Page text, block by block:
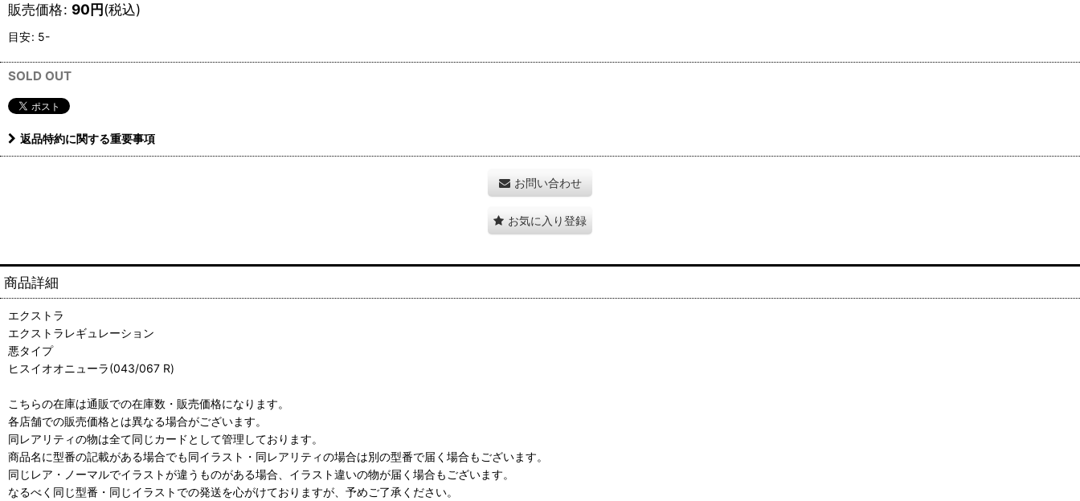
販売価格: 90円(税込)
目安: 5-
SOLD OUT
返品特約に関する重要事項
お問い合わせ
お気に入り登録
商品詳細
エクストラ
エクストラレギュレーション
悪タイプ
ヒスイオオニューラ(043/067 R)
こちらの在庫は通販での在庫数・販売価格になります。
各店舗での販売価格とは異なる場合がございます。
同レアリティの物は全て同じカードとして管理しております。
商品名に型番の記載がある場合でも同イラスト・同レアリティの場合は別の型番で届く場合もございます。
同じレア・ノーマルでイラストが違うものがある場合、イラスト違いの物が届く場合もございます。
なるべく同じ型番・同じイラストでの発送を心がけておりますが、予めご了承ください。